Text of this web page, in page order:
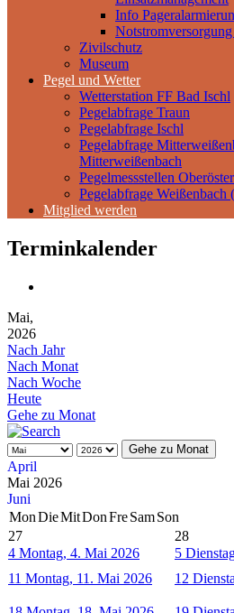
Info
Zivilschutz
Museum
Pegel und Wetter
Wetterstation FF Bad Ischl
Pegelabfrage Traun
Pegelabfrage Ischl
Pegelabfrage
Mitterweißenbach
Pegelmessstellen
Pegelabfrage Weißenbach
Mitglied werden
Terminkalender
Mai,
2026
Nach Jahr
Nach Monat
Nach Woche
Heute
Gehe zu Monat
Gehe zu Monat
April
Mai 2026
Juni
MonDieMitDonFreSamSon
27
28
4 Montag, 4. Mai 2026 5
11 Montag, 11. Mai 2026 12